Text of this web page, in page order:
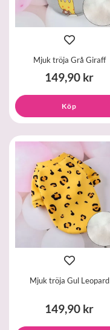
Mjuk tröja Grå Giraff
149,90 kr
Köp
Mjuk tröja Gul Leopard
149,90 kr